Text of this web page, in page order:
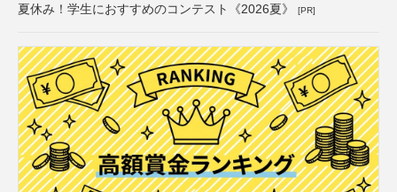
夏休み！学生におすすめのコンテスト《2026夏》 [PR]